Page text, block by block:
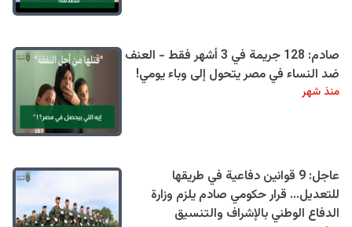
صادم: 128 جريمة في 3 أشهر فقط - العنف
ضد النساء في مصر يتحول إلى وباء يومي!
منذ شهر
عاجل: 9 قوانين دفاعية في طريقها
للتعديل… قرار حكومي صادم يلزم وزارة
الدفاع الوطني بالإشراف والتنسيق